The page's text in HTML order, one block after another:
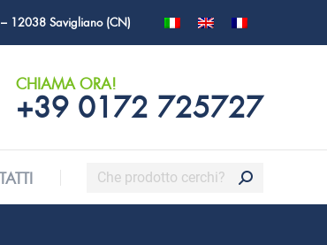
12038 Savigliano (CN)
CHIAMA ORA!
+39 0172 725727
Cerca:
Cerca: